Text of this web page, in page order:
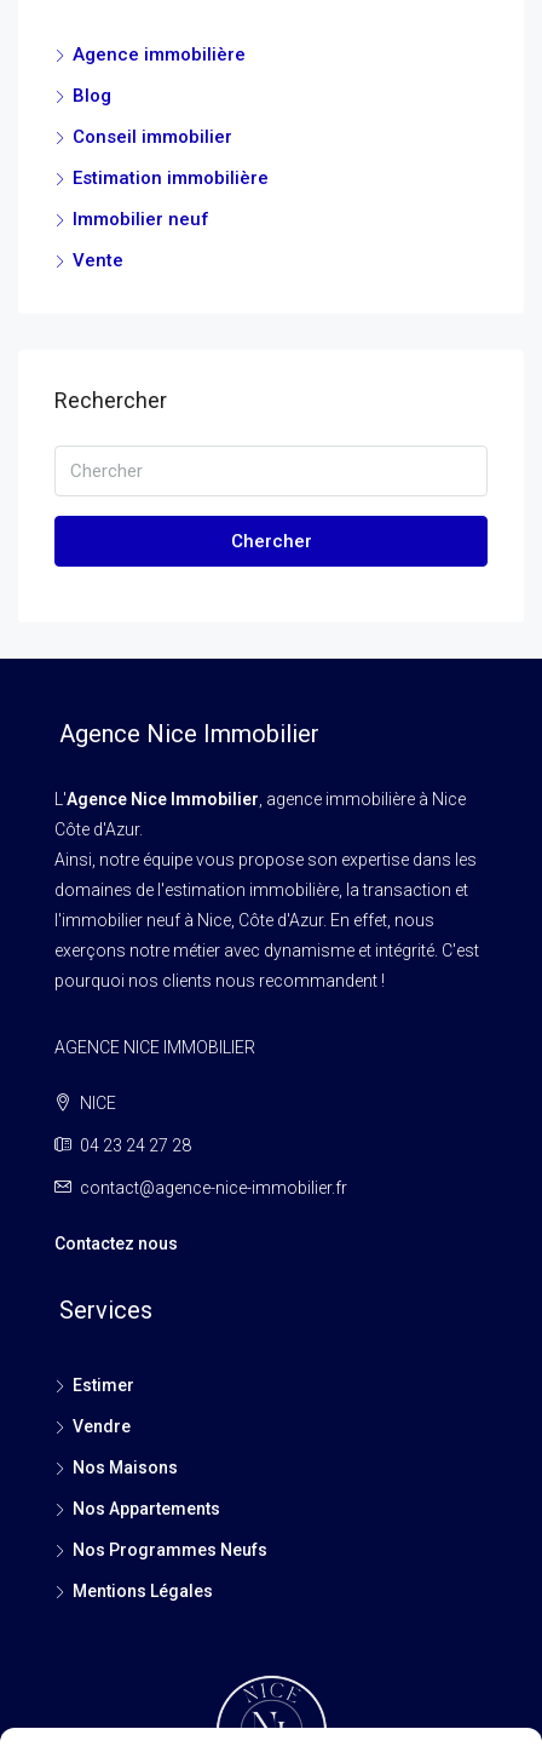
Agence immobilière
Blog
Conseil immobilier
Estimation immobilière
Immobilier neuf
Vente
Rechercher
Chercher
Agence Nice Immobilier
L'Agence Nice Immobilier, agence immobilière à Nice
Côte d'Azur.
Ainsi, notre équipe vous propose son expertise dans les
domaines de l'estimation immobilière, la transaction et
l'immobilier neuf à Nice, Côte d'Azur. En effet, nous
exerçons notre métier avec dynamisme et intégrité. C'est
pourquoi nos clients nous recommandent !
AGENCE NICE IMMOBILIER
NICE
04 23 24 27 28
contact@agence-nice-immobilier.fr
Contactez nous
Services
Estimer
Vendre
Nos Maisons
Nos Appartements
Nos Programmes Neufs
Mentions Légales